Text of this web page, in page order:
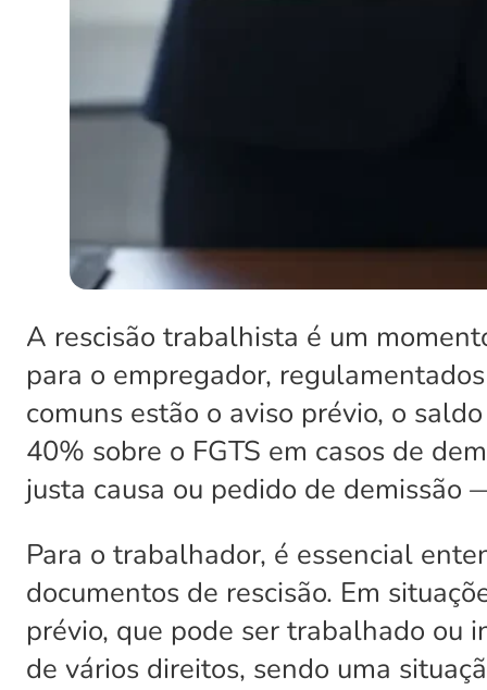
A rescisão trabalhista é um
para o empregador,
comuns estão o aviso prévio, o
40% sobre o FGTS em casos de
justa causa ou pedido de
Para o trabalhador, é essencial
documentos de rescisão. Em
prévio, que pode ser trabalhado ou
de vários direitos, sendo uma